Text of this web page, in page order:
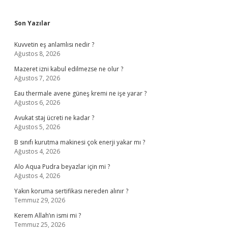
Sidebar
Son Yazılar
Kuvvetin eş anlamlısı nedir ?
Ağustos 8, 2026
Mazeret izni kabul edilmezse ne olur ?
Ağustos 7, 2026
Eau thermale avene güneş kremi ne işe yarar ?
Ağustos 6, 2026
Avukat staj ücreti ne kadar ?
Ağustos 5, 2026
B sınıfı kurutma makinesi çok enerji yakar mı ?
Ağustos 4, 2026
Alo Aqua Pudra beyazlar için mi ?
Ağustos 4, 2026
Yakın koruma sertifikası nereden alınır ?
Temmuz 29, 2026
Kerem Allah’ın ismi mi ?
Temmuz 25, 2026